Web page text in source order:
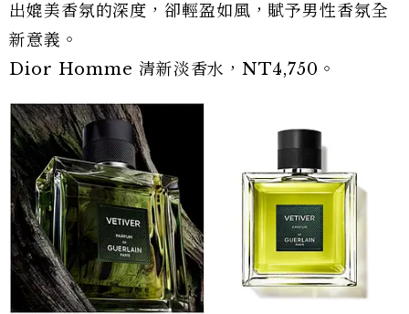
出媲美香氛的深度，卻輕盈如風，賦予男性香氛全
新意義。
Dior Homme 清新淡香水，NT4,750。